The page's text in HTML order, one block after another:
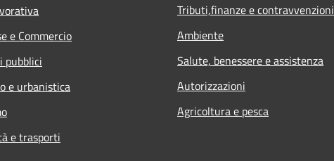
e Commercio
pubblici
e urbanistica
e trasporti
Tributi,finanze e contravvenzioni
Ambiente
Salute, benessere e assistenza
Autorizzazioni
Agricoltura e pesca